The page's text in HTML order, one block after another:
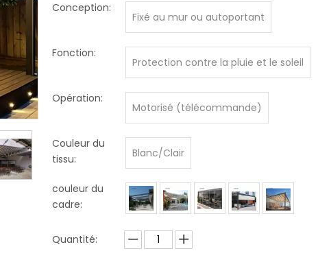
Conception:
Fixé au mur ou autoportant
Fonction:
Protection contre la pluie et le soleil
Opération:
Motorisé (télécommande)
Couleur du
tissu:
Blanc/Clair
couleur du
cadre:
Quantité: